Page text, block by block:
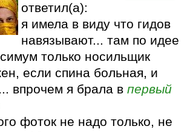
ответил(а):
я имела в виду что гидов
навязывают... там по идее
только носильщик
если спина больная, и
впрочем я брала впервый
фоток не надо только, не